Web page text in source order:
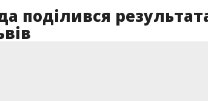
поділився